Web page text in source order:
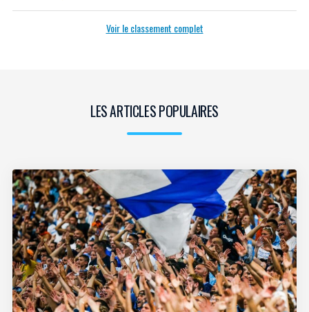
Voir le classement complet
LES ARTICLES POPULAIRES